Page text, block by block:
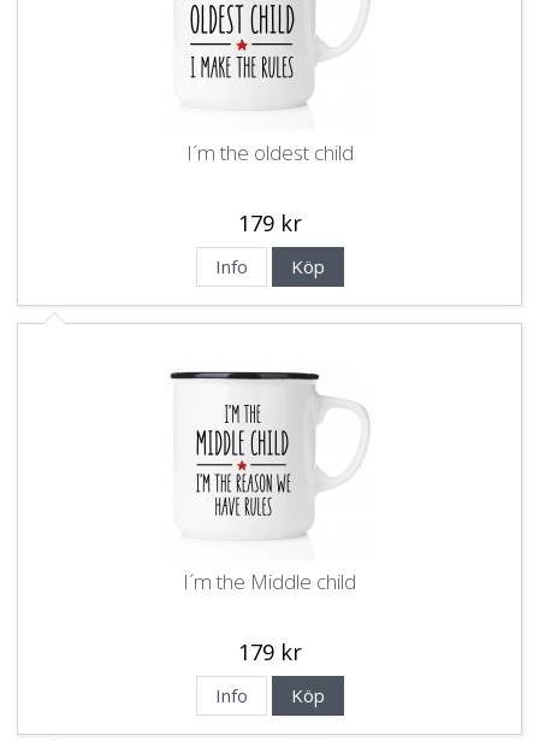
I´m the oldest child
179 kr
Info Köp
I´m the Middle child
179 kr
Info Köp